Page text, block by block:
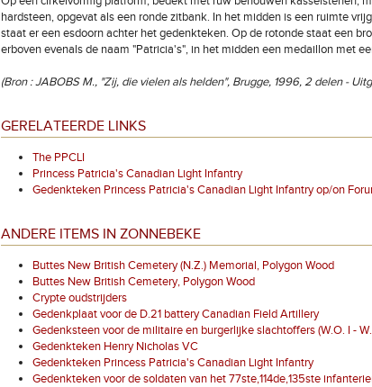
hardsteen, opgevat als een ronde zitbank. In het midden is een ruimte
staat er een esdoorn achter het gedenkteken. Op de rotonde staat een
erboven evenals de naam "Patricia's", in het midden een medaillon met
(Bron : JABOBS M., "Zij, die vielen als helden", Brugge, 1996, 2 delen -
GERELATEERDE LINKS
The PPCLI
Princess Patricia's Canadian Light Infantry
Gedenkteken Princess Patricia's Canadian Light Infantry op/on
ANDERE ITEMS IN ZONNEBEKE
Buttes New British Cemetery (N.Z.) Memorial, Polygon Wood
Buttes New British Cemetery, Polygon Wood
Crypte oudstrijders
Gedenkplaat voor de D.21 battery Canadian Field Artillery
Gedenksteen voor de militaire en burgerlijke slachtoffers (W.O. I -
Gedenkteken Henry Nicholas VC
Gedenkteken Princess Patricia's Canadian Light Infantry
Gedenkteken voor de soldaten van het 77ste,114de,135ste